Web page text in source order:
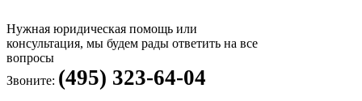
Нужная юридическая помощь или
консультация, мы будем рады ответить на все
вопросы
Звоните: (495) 323-64-04